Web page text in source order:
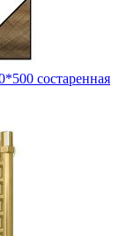
состаренная